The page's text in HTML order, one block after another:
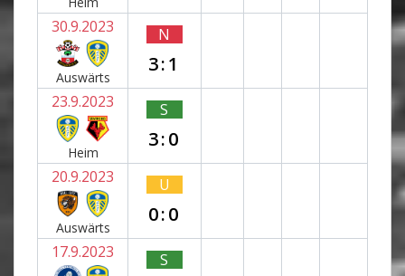
30.9.2023
Auswärts
N
3:1
23.9.2023
Heim
S
3:0
20.9.2023
Auswärts
U
0:0
17.9.2023 S